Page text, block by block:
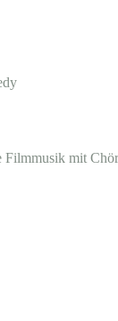
Filmmusik mit